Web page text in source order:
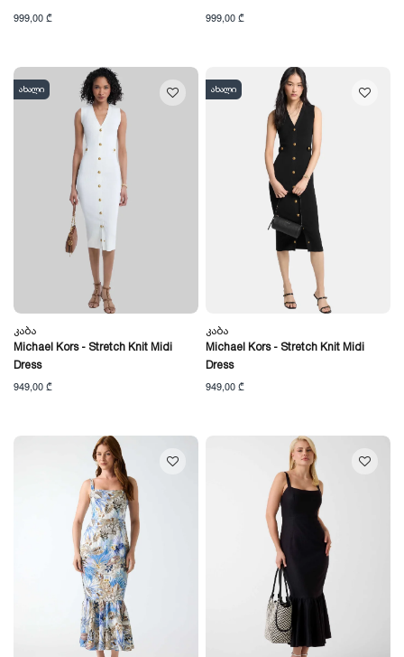
999,00 ₾ 999,00 ₾
ახალი
Კაბა
Michael Kors - Stretch Knit Midi
Dress
949,00 ₾
ახალი
Კაბა
Michael Kors - Stretch Knit Midi
Dress
949,00 ₾